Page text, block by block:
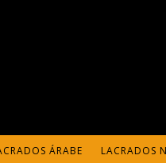
ÁRABE LACRADOS